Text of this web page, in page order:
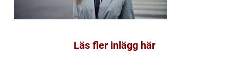
Läs fler inlägg här